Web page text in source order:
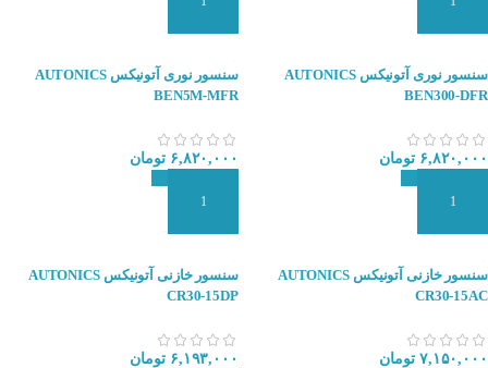
سنسور نوری آتونیکس AUTONICS
BEN300-DFR
۶,۸۲۰,۰۰۰ تومان
سنسور نوری آتونیکس AUTONICS
BEN5M-MFR
۶,۸۲۰,۰۰۰ تومان
سنسور خازنی آتونیکس AUTONICS
CR30-15AC
۷,۱۵۰,۰۰۰ تومان
سنسور خازنی آتونیکس AUTONICS
CR30-15DP
۶,۱۹۳,۰۰۰ تومان